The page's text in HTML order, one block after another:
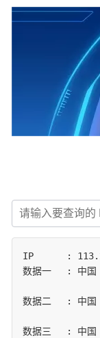
IP	: 113.248.49.159
数据一	: 中国 重庆 重庆 电信
数据二	: 中国 重庆 重庆市 | 电信
数据三	: 中国 重庆市 重庆市